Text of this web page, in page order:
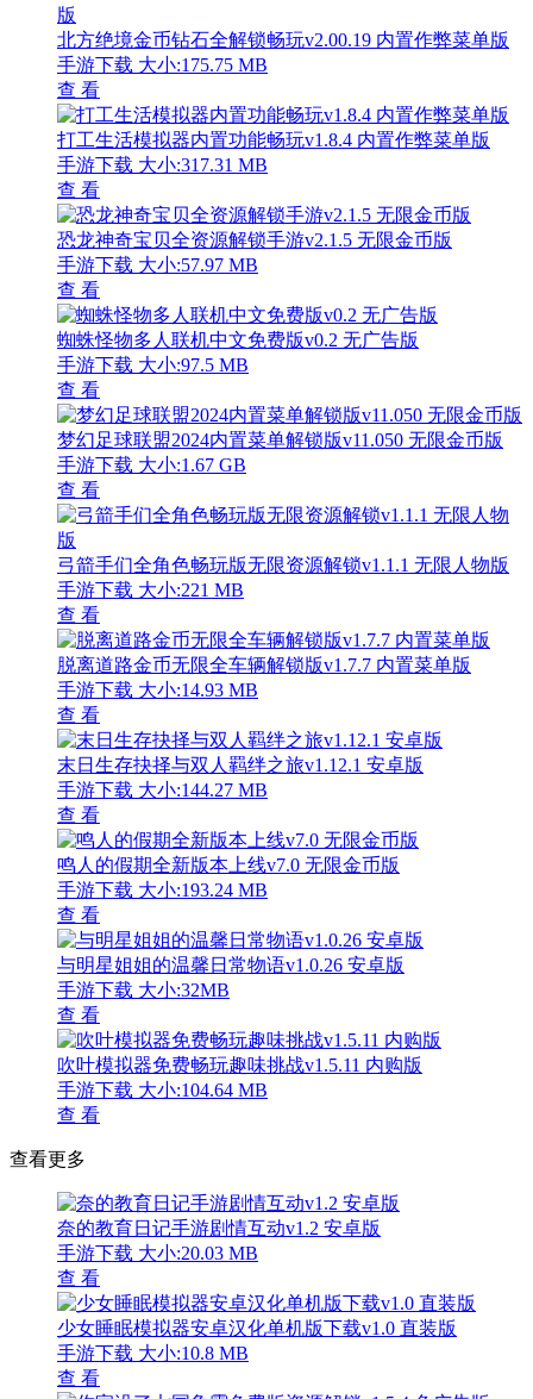
北方绝境金币钻石全解锁畅玩v2.00.19 内置作弊菜单版
手游下载 大小:175.75 MB
查 看
打工生活模拟器内置功能畅玩v1.8.4 内置作弊菜单版
手游下载 大小:317.31 MB
查 看
恐龙神奇宝贝全资源解锁手游v2.1.5 无限金币版
手游下载 大小:57.97 MB
查 看
蜘蛛怪物多人联机中文免费版v0.2 无广告版
手游下载 大小:97.5 MB
查 看
梦幻足球联盟2024内置菜单解锁版v11.050 无限金币版
手游下载 大小:1.67 GB
查 看
弓箭手们全角色畅玩版无限资源解锁v1.1.1 无限人物版
手游下载 大小:221 MB
查 看
脱离道路金币无限全车辆解锁版v1.7.7 内置菜单版
手游下载 大小:14.93 MB
查 看
末日生存抉择与双人羁绊之旅v1.12.1 安卓版
手游下载 大小:144.27 MB
查 看
鸣人的假期全新版本上线v7.0 无限金币版
手游下载 大小:193.24 MB
查 看
与明星姐姐的温馨日常物语v1.0.26 安卓版
手游下载 大小:32MB
查 看
吹叶模拟器免费畅玩趣味挑战v1.5.11 内购版
手游下载 大小:104.64 MB
查 看
查看更多
奈的教育日记手游剧情互动v1.2 安卓版
手游下载 大小:20.03 MB
查 看
少女睡眠模拟器安卓汉化单机版下载v1.0 直装版
手游下载 大小:10.8 MB
查 看